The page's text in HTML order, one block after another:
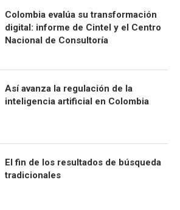
Colombia evalúa su transformación
digital: informe de Cintel y el Centro
Nacional de Consultoría
Así avanza la regulación de la
inteligencia artificial en Colombia
El fin de los resultados de búsqueda
tradicionales